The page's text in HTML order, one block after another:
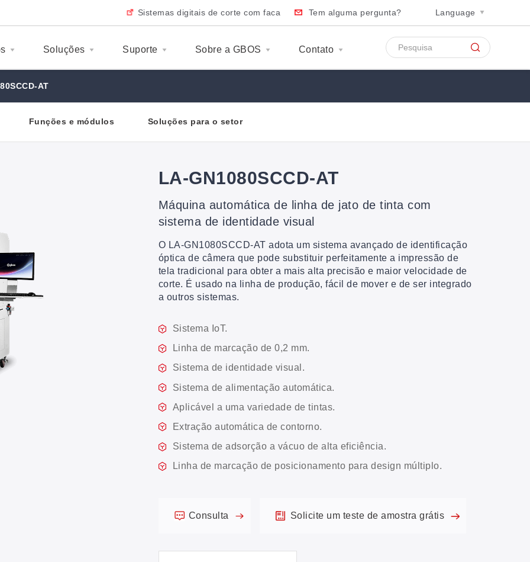
Sistemas digitais de corte com faca Tem alguma pergunta? Language
Soluções Suporte Sobre a GBOS Contato
AT
Funções e módulos Soluções para o setor
LA-GN1080SCCD-AT
Máquina automática de linha de jato de tinta com
sistema de identidade visual
O LA-GN1080SCCD-AT adota um sistema avançado de identificação
óptica de câmera que pode substituir perfeitamente a impressão de
tela tradicional para obter a mais alta precisão e maior velocidade de
corte. É usado na linha de produção, fácil de mover e de ser integrado
a outros sistemas.
Sistema IoT.
Linha de marcação de 0,2 mm.
Sistema de identidade visual.
Sistema de alimentação automática.
Aplicável a uma variedade de tintas.
Extração automática de contorno.
Sistema de adsorção a vácuo de alta eficiência.
Linha de marcação de posicionamento para design múltiplo.
Consulta Solicite um teste de amostra grátis